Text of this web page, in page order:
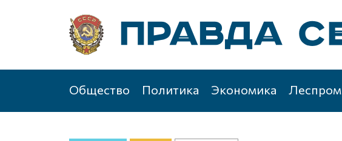
Общество Политика Экономика Леспром